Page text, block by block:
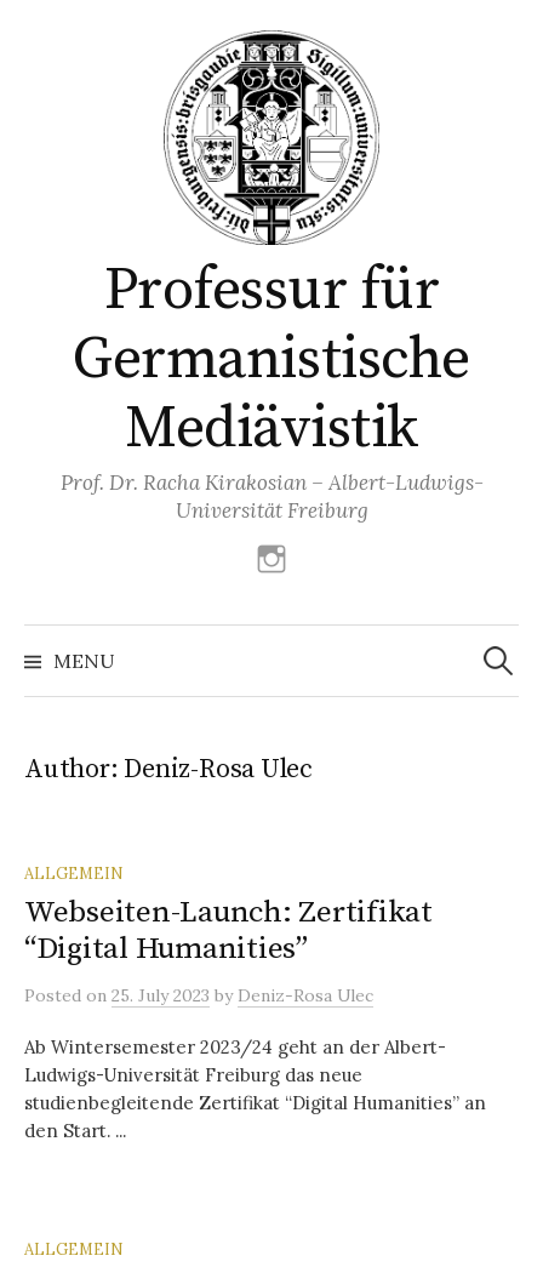
Professur für
Germanistische
Mediävistik
Prof. Dr. Racha Kirakosian – Albert-Ludwigs-
Universität Freiburg
MENU
Search
for:
Author: Deniz-Rosa Ulec
ALLGEMEIN
Webseiten-Launch: Zertifikat
“Digital Humanities”
Posted on 25. July 2023 by Deniz-Rosa Ulec
Ab Wintersemester 2023/24 geht an der Albert-
Ludwigs-Universität Freiburg das neue
studienbegleitende Zertifikat “Digital Humanities” an
den Start. ...
ALLGEMEIN